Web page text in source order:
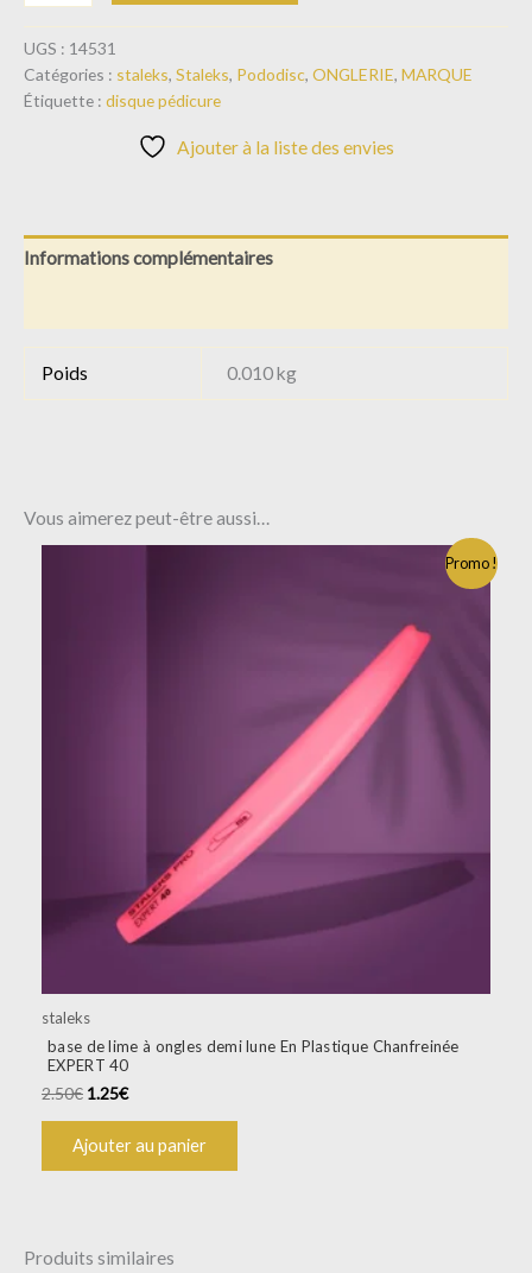
UGS : 14531
Catégories : staleks, Staleks, Pododisc, ONGLERIE, MARQUE
Étiquette : disque pédicure
Ajouter à la liste des envies
Informations complémentaires
Poids 0.010 kg
Vous aimerez peut-être aussi…
Promo !
staleks
base de lime à ongles demi lune En Plastique Chanfreinée
EXPERT 40
2.50€ 1.25€
Ajouter au panier
Produits similaires